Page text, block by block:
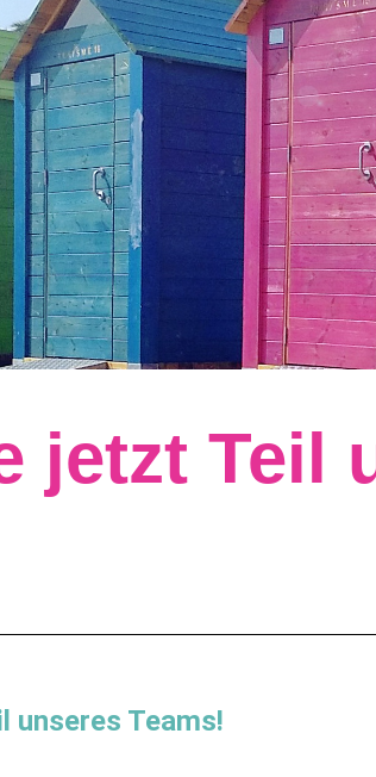
jetzt Teil
unseres Teams!